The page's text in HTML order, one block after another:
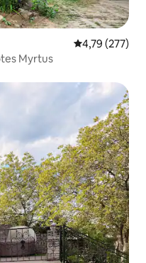
Évaluation
4,79 (277)
Myrtus